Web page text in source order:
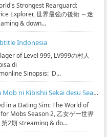
Strongest Rearguard:
Explorer, 世界最強の後衛 ～迷
& down...
Indonesia
of Level 999, LV999の村人
di
Sinopsis: D...
Otome Game Sekai wa Mob ni Kibishii Sekai desu Season 2 Subtitle Indonesia
in a Dating Sim: The World of
Mobs Season 2, 乙女ゲー世界
2期 streaming & do...